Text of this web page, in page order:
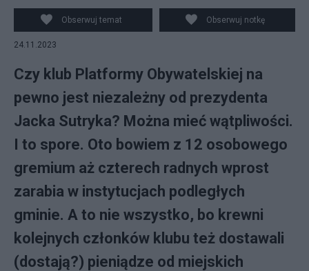
Obserwuj temat Obserwuj notkę
24.11.2023
Czy klub Platformy Obywatelskiej na
pewno jest niezależny od prezydenta
Jacka Sutryka? Można mieć wątpliwości.
I to spore. Oto bowiem z 12 osobowego
gremium aż czterech radnych wprost
zarabia w instytucjach podległych
gminie. A to nie wszystko, bo krewni
kolejnych członków klubu też dostawali
(dostają?) pieniądze od miejskich